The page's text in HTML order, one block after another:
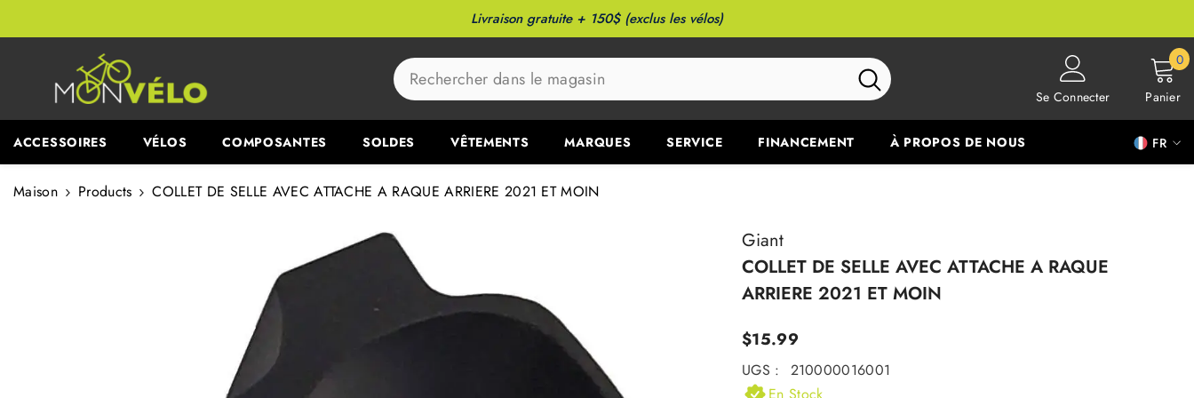
Livraison gratuite + 150$ (exclus les vélos)
Se Connecter Panier
00
ACCESSOIRES VÉLOS COMPOSANTES SOLDES VÊTEMENTS MARQUES SERVICE FINANCEMENT À PROPOS DE NOUS
FR
FR
Maison Products COLLET DE SELLE AVEC ATTACHE A RAQUE ARRIERE 2021 ET MOIN
Giant
COLLET DE SELLE AVEC ATTACHE A RAQUE
ARRIERE 2021 ET MOIN
$15.99
UGS :
210000016001